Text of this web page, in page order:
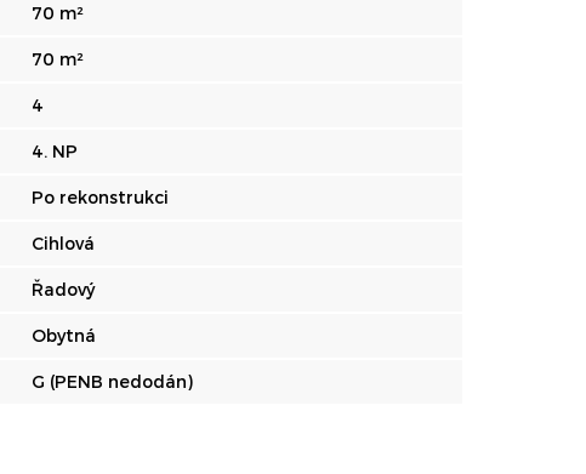
70 m²
70 m²
4
4. NP
Po rekonstrukci
Cihlová
Řadový
Obytná
G (PENB nedodán)